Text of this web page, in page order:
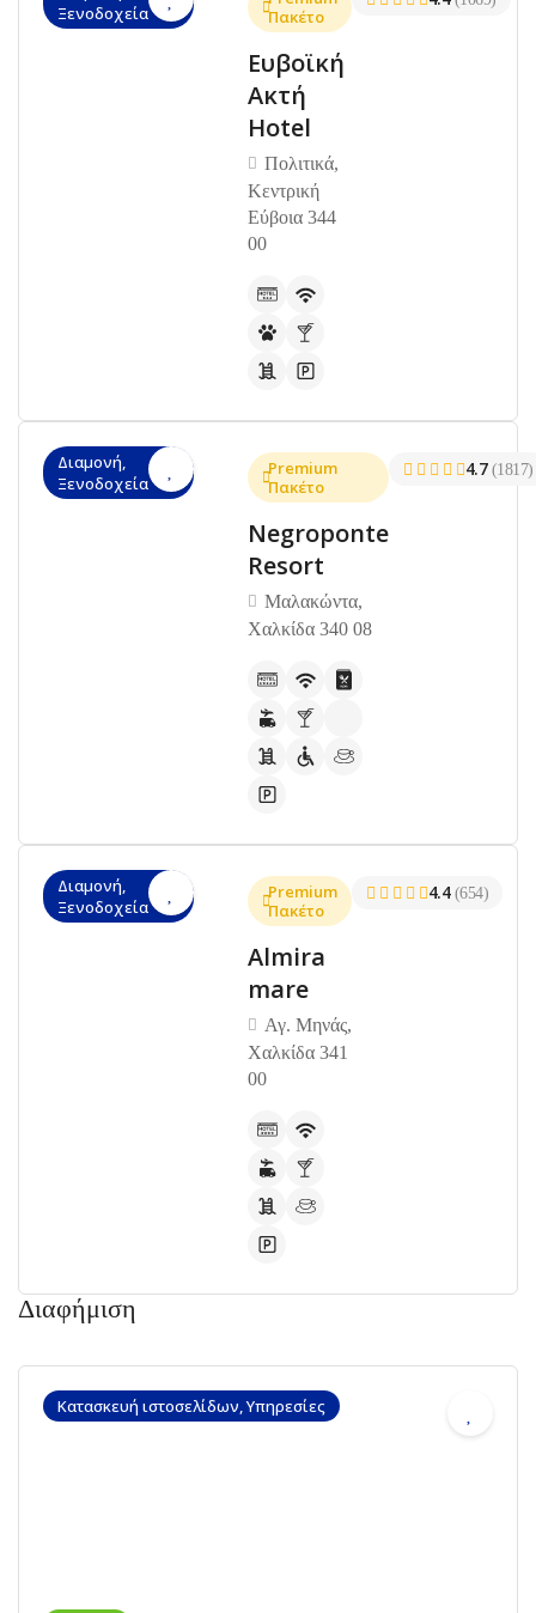
Ξενοδοχεία
Πακέτο
Ευβοϊκή
Ακτή
Hotel
Πολιτικά,
Κεντρική
Εύβοια 344
00
Διαμονή,
Ξενοδοχεία
Premium
Πακέτο
Negroponte
Resort
Μαλακώντα,
Χαλκίδα 340 08
4.7 (1817)
Διαμονή,
Ξενοδοχεία
Premium
Πακέτο
Almira
mare
Αγ. Μηνάς,
Χαλκίδα 341
00
4.4 (654)
Διαφήμιση
Κατασκευή ιστοσελίδων, Υπηρεσίες